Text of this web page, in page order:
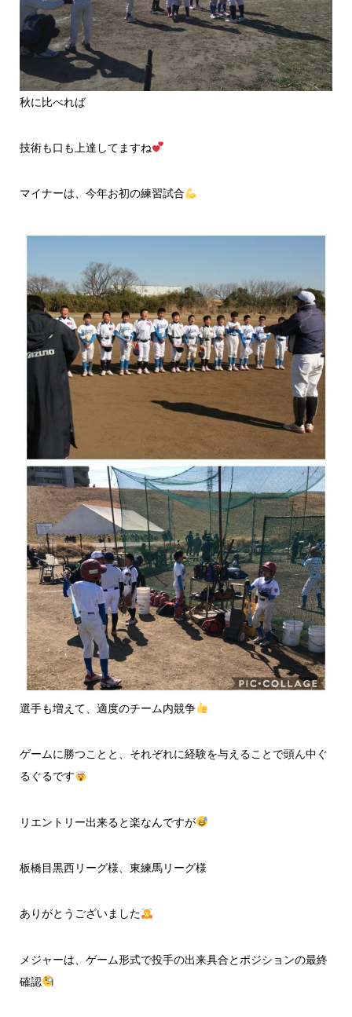
秋に比べれば
技術も口も上達してますね
マイナーは、今年お初の練習試合
選手も増えて、適度のチーム内競争
ゲームに勝つことと、それぞれに経験を与えることで頭ん中ぐ
るぐるです
リエントリー出来ると楽なんですが
板橋目黒西リーグ様、東練馬リーグ様
ありがとうございました
メジャーは、ゲーム形式で投手の出来具合とポジションの最終
確認